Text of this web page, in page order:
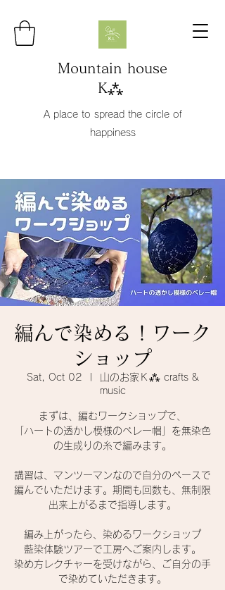
Mountain house
K⁂
A place to spread the circle of
happiness
編んで染める！ワーク
ショップ
Sat, Oct 02
山のお家Ｋ⁂ crafts &
music
まずは、編むワークショップで、
「ハートの透かし模様のベレー帽」を無染色
の生成りの糸で編みます。
講習は、マンツーマンなので自分のペースで
編んでいただけます。期間も回数も、無制限
出来上がるまで指導します。
編み上がったら、染めるワークショップ
藍染体験ツアーで工房へご案内します。
染め方レクチャーを受けながら、ご自分の手
で染めていただきます。